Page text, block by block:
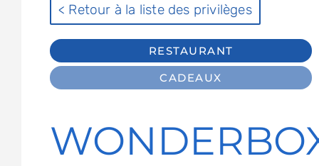
< Retour à la liste des privilèges
RESTAURANT
CADEAUX